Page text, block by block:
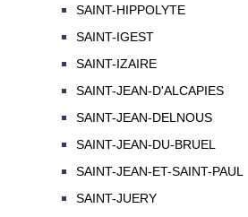
SAINT-HIPPOLYTE
SAINT-IGEST
SAINT-IZAIRE
SAINT-JEAN-D'ALCAPIES
SAINT-JEAN-DELNOUS
SAINT-JEAN-DU-BRUEL
SAINT-JEAN-ET-SAINT-PAUL
SAINT-JUERY